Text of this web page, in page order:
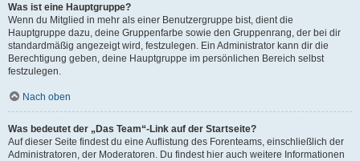
Was ist eine Hauptgruppe?
Wenn du Mitglied in mehr als einer Benutzergruppe bist, dient die
Hauptgruppe dazu, deine Gruppenfarbe sowie den Gruppenrang, der bei dir
standardmäßig angezeigt wird, festzulegen. Ein Administrator kann dir die
Berechtigung geben, deine Hauptgruppe im persönlichen Bereich selbst
festzulegen.
Nach oben
Was bedeutet der „Das Team“-Link auf der Startseite?
Auf dieser Seite findest du eine Auflistung des Forenteams, einschließlich der
Administratoren, der Moderatoren. Du findest hier auch weitere Informationen